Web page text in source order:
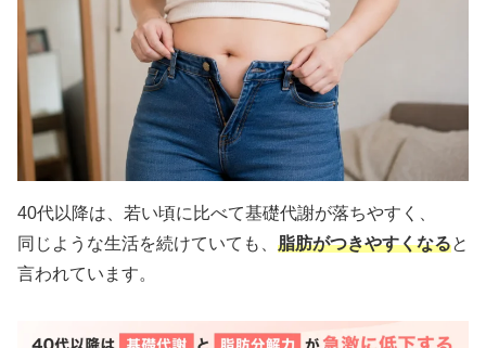
40代以降は、若い頃に比べて基礎代謝が落ちやすく、
同じような生活を続けていても、 脂肪がつきやすくなると
言われています。